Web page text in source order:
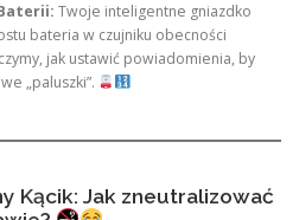
Twoje inteligentne gniazdko
bateria w czujniku obecności
jak ustawić powiadomienia, by
„paluszki”.
Kącik: Jak zneutralizować